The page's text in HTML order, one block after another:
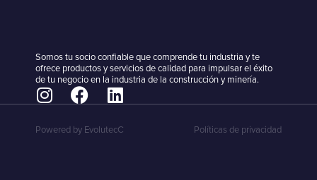
Somos tu socio confiable que comprende tu industria y te
ofrece productos y servicios de calidad para impulsar el éxito
de tu negocio en la industria de la construcción y minería.
Powered by EvolutecC Políticas de privacidad